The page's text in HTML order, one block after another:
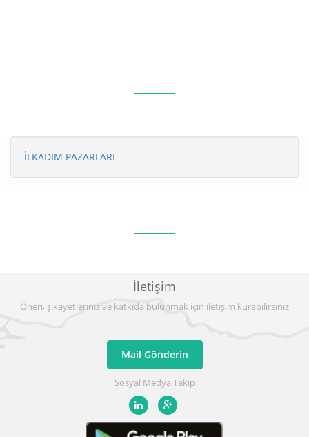
İLKADIM PAZARLARI
İletişim
Öneri, şikayetleriniz ve katkıda bulunmak için iletişim kurabilirsiniz
Mail Gönderin
Sosyal Medya Takip